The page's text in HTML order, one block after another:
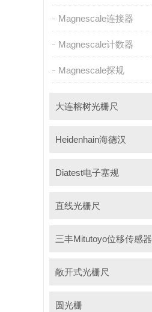
Magnescale连接器
Magnescale计数器
Magnescale探规
大连榕树光栅尺
Heidenhain海德汉
Diatest电子塞规
直线光栅尺
三丰Mitutoyo位移传感器
敞开式光栅尺
圆光栅